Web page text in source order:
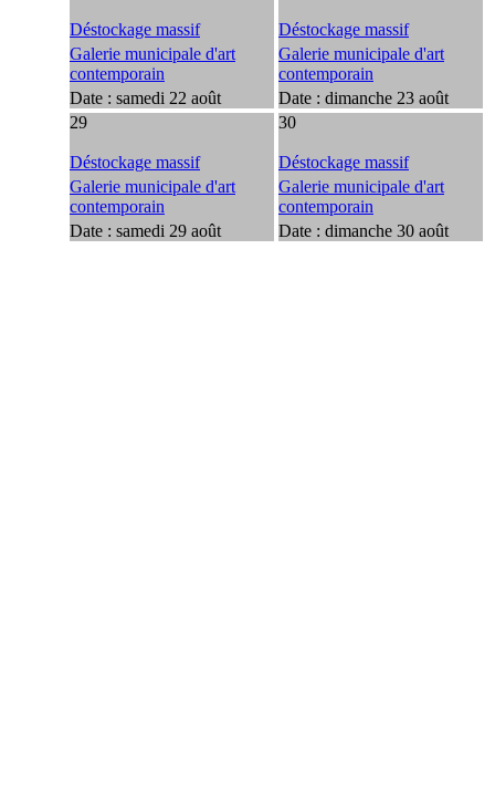
Déstockage massif
Galerie municipale d'art
contemporain
Date : samedi 22 août
Déstockage massif
Galerie municipale d'art
contemporain
Date : dimanche 23 août
29
Déstockage massif
Galerie municipale d'art
contemporain
Date : samedi 29 août
30
Déstockage massif
Galerie municipale d'art
contemporain
Date : dimanche 30 août